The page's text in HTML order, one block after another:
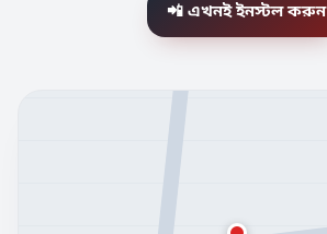
📲 এখনই ইনস্টল করুন